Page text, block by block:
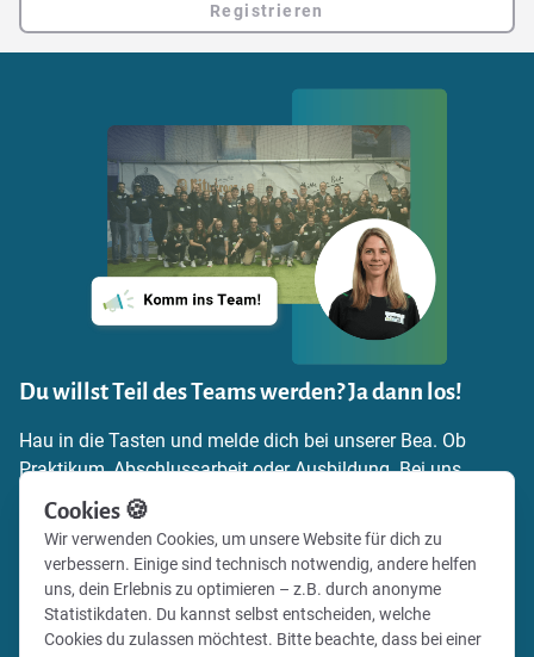
Registrieren
Du willst Teil des Teams werden? Ja dann los!
Hau in die Tasten und melde dich bei unserer Bea. Ob
Praktikum, Abschlussarbeit oder Ausbildung. Bei uns
findest du die Möglichkeit, dich einzubringen,
Verantwortung zu übernehmen und echte Praxiserfahrung
zu sammeln. Schick uns einfach deine
Bewerbungsunterlagen und zeig uns, warum du zu uns
passt.
Cookies 🍪
Wir verwenden Cookies, um unsere Website für dich zu
verbessern. Einige sind technisch notwendig, andere helfen
uns, dein Erlebnis zu optimieren – z.B. durch anonyme
Statistikdaten. Du kannst selbst entscheiden, welche
Cookies du zulassen möchtest. Bitte beachte, dass bei einer